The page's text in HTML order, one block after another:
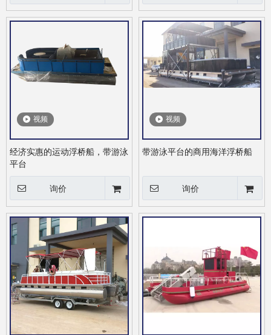
视频
经济实惠的运动浮桥船，带游泳
平台
询价
视频
带游泳平台的商用海洋浮桥船
询价